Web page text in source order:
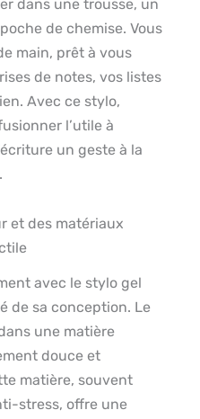
dans une trousse, un
de chemise. Vous
main, prêt à vous
de notes, vos listes
Avec ce stylo,
l’utile à
un geste à la
et des matériaux
avec le stylo gel
de sa conception. Le
une matière
douce et
matière, souvent
stress, offre une